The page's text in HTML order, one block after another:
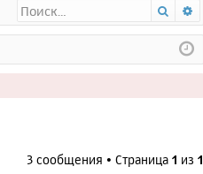
Q
х
о
д
Поиск
3 сообщения • Страница 1 из 1